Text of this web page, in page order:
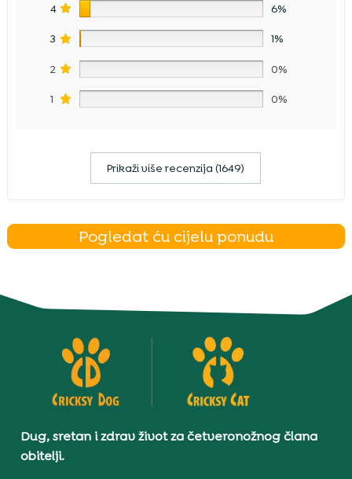
4 6%
3 1%
2 0%
1 0%
Prikaži više recenzija (1649)
Pogledat ću cijelu ponudu
Dug, sretan i zdrav život za četveronožnog člana
obitelji.